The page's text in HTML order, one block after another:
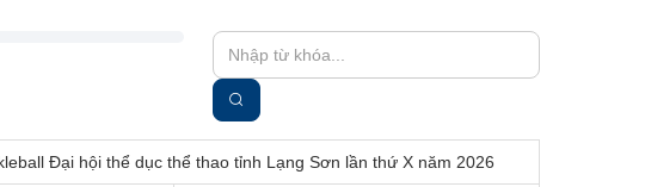
Đại hội thể dục thể thao tỉnh Lạng Sơn lần thứ X năm 2026